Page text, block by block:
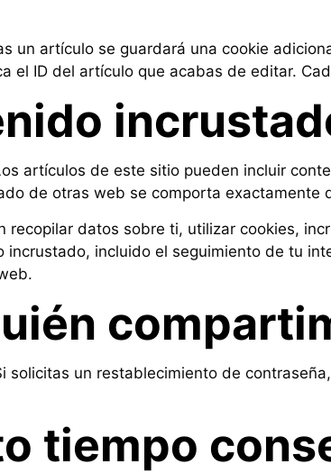
un artículo se guardará una cookie
el ID del artículo que acabas de editar.
artículos de este sitio pueden incluir
de otras web se comporta
recopilar datos sobre ti, utilizar cookies,
incrustado, incluido el seguimiento de tu
solicitas un restablecimiento de
tiempo